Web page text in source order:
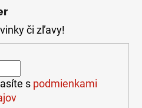
e
p
r
k
y
e či zľavy!
s podmienkami